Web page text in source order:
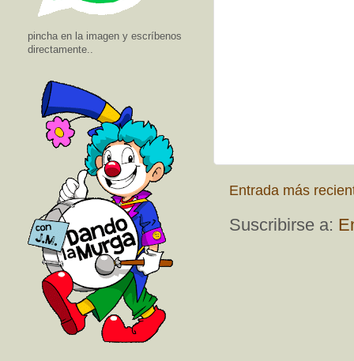
Entrada más
Suscribirse a:
pincha en la imagen y escríbenos
directamente..